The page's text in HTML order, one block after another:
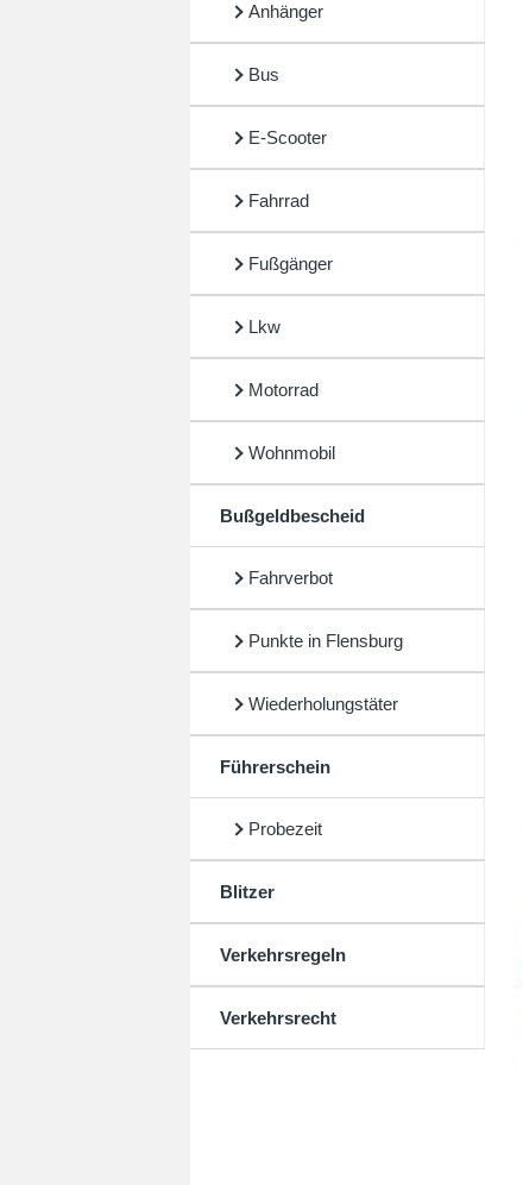
Anhänger
Bus
E-Scooter
Fahrrad
Fußgänger
Lkw
Motorrad
Wohnmobil
Bußgeldbescheid
Fahrverbot
Punkte in Flensburg
Wiederholungstäter
Führerschein
Probezeit
Blitzer
Verkehrsregeln
Verkehrsrecht